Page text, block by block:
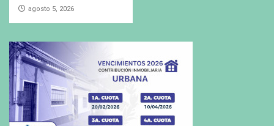
agosto 5, 2026